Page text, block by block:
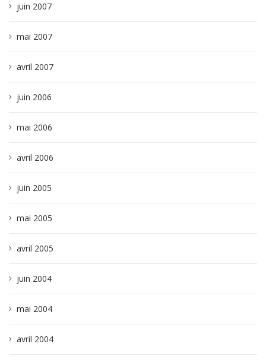
juin 2007
mai 2007
avril 2007
juin 2006
mai 2006
avril 2006
juin 2005
mai 2005
avril 2005
juin 2004
mai 2004
avril 2004